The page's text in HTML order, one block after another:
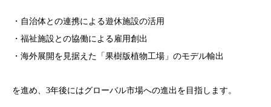
・自治体との連携による遊休施設の活用
・福祉施設との協働による雇用創出
・海外展開を見据えた「果樹版植物工場」のモデル輸出
を進め、3年後にはグローバル市場への進出を目指します。